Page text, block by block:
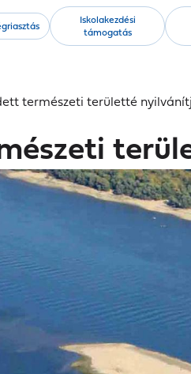
Iskolakezdési
támogatás
természeti területté